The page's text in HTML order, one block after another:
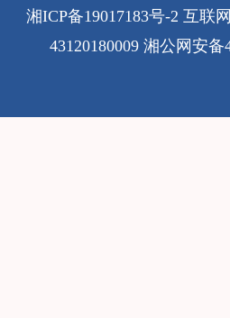
湘ICP备19017183号-2 互联
43120180009 湘公网安备